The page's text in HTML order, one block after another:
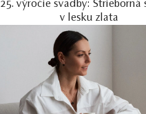
25. výročie svadby: Strieborná
v lesku zlata